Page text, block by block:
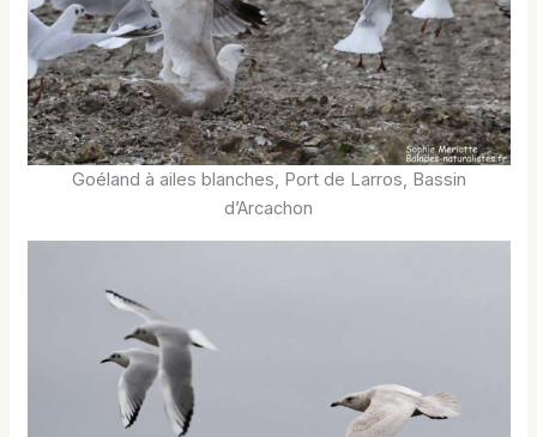
Goéland à ailes blanches, Port de Larros, Bassin
d’Arcachon